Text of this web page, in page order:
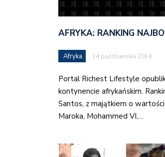
AFRYKA: RANKING
Afryka 14 października 2014
Portal Richest Lifestyle
kontynencie afrykańskim.
Santos, z majątkiem o
Maroka, Mohammed VI,…